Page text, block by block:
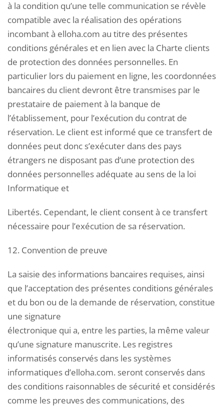
à la condition qu’une telle communication se révèle
compatible avec la réalisation des opérations
incombant à elloha.com au titre des présentes
conditions générales et en lien avec la Charte clients
de protection des données personnelles. En
particulier lors du paiement en ligne, les coordonnées
bancaires du client devront être transmises par le
prestataire de paiement à la banque de
l’établissement, pour l’exécution du contrat de
réservation. Le client est informé que ce transfert de
données peut donc s’exécuter dans des pays
étrangers ne disposant pas d’une protection des
données personnelles adéquate au sens de la loi
Informatique et
Libertés. Cependant, le client consent à ce transfert
nécessaire pour l’exécution de sa réservation.
12. Convention de preuve
La saisie des informations bancaires requises, ainsi
que l’acceptation des présentes conditions générales
et du bon ou de la demande de réservation, constitue
une signature
électronique qui a, entre les parties, la même valeur
qu’une signature manuscrite. Les registres
informatisés conservés dans les systèmes
informatiques d’elloha.com. seront conservés dans
des conditions raisonnables de sécurité et considérés
comme les preuves des communications, des